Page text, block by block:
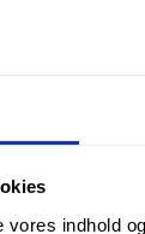
indhold